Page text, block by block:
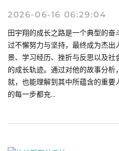
2026-06-16 06:29:04
田宇翔的成长之路是一个典型的
过不懈努力与坚持，最终成为杰
景、学习经历、挫折与反思以及社
的成长轨迹。通过对他的故事分
就，也能理解到其中所蕴含的重要
的每一步都充...